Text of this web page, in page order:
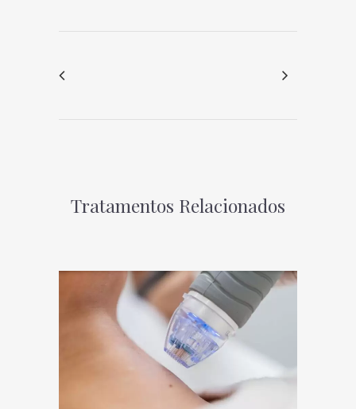
Tratamentos Relacionados